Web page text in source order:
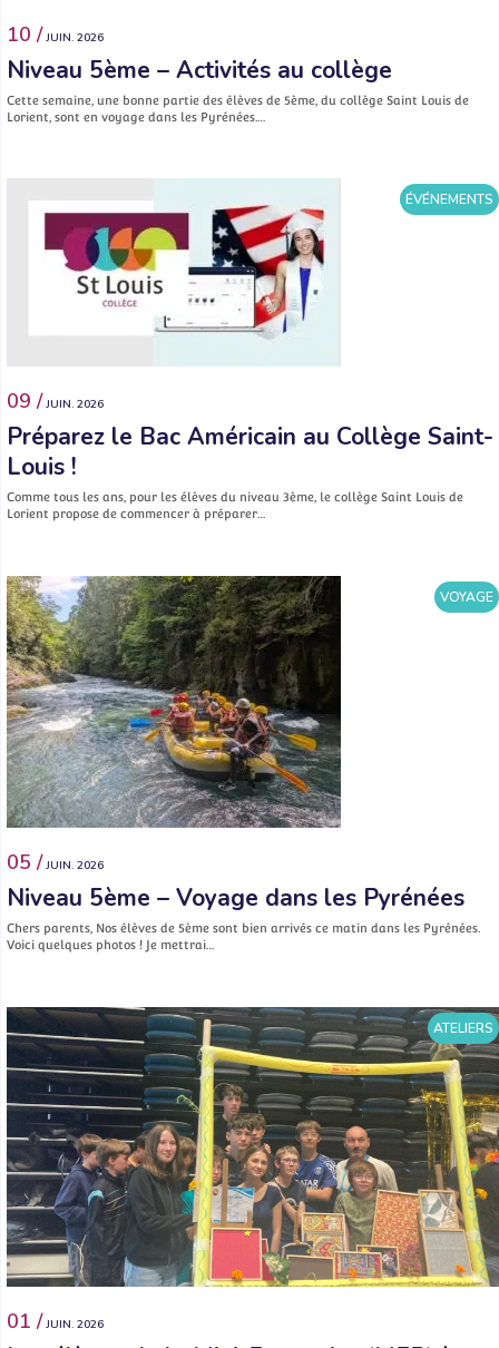
10 / JUIN. 2026
Niveau 5ème – Activités au collège
Cette semaine, une bonne partie des élèves de 5ème, du collège Saint Louis de
Lorient, sont en voyage dans les Pyrénées.…
ÉVÉNEMENTS
09 / JUIN. 2026
Préparez le Bac Américain au Collège Saint-
Louis !
Comme tous les ans, pour les élèves du niveau 3ème, le collège Saint Louis de
Lorient propose de commencer à préparer…
VOYAGE
05 / JUIN. 2026
Niveau 5ème – Voyage dans les Pyrénées
Chers parents, Nos élèves de 5ème sont bien arrivés ce matin dans les Pyrénées.
Voici quelques photos ! Je mettrai…
ATELIERS
01 / JUIN. 2026